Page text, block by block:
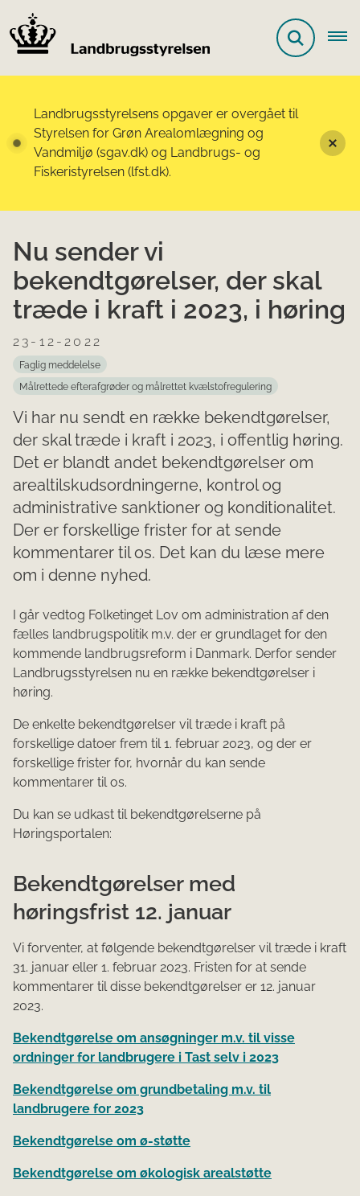
Landbrugsstyrelsens opgaver er overgået til
Styrelsen for Grøn Arealomlægning og
Vandmiljø (sgav.dk) og Landbrugs- og
Fiskeristyrelsen (lfst.dk).
Nu sender vi
bekendtgørelser, der skal
træde i kraft i 2023, i høring
23-12-2022
Faglig meddelelse
Målrettede efterafgrøder og målrettet kvælstofregulering
Vi har nu sendt en række bekendtgørelser,
der skal træde i kraft i 2023, i offentlig høring.
Det er blandt andet bekendtgørelser om
arealtilskudsordningerne, kontrol og
administrative sanktioner og konditionalitet.
Der er forskellige frister for at sende
kommentarer til os. Det kan du læse mere
om i denne nyhed.
I går vedtog Folketinget Lov om administration af den
fælles landbrugspolitik m.v. der er grundlaget for den
kommende landbrugsreform i Danmark. Derfor sender
Landbrugsstyrelsen nu en række bekendtgørelser i
høring.
De enkelte bekendtgørelser vil træde i kraft på
forskellige datoer frem til 1. februar 2023, og der er
forskellige frister for, hvornår du kan sende
kommentarer til os.
Du kan se udkast til bekendtgørelserne på
Høringsportalen:
Bekendtgørelser med
høringsfrist 12. januar
Vi forventer, at følgende bekendtgørelser vil træde i kraft
31. januar eller 1. februar 2023. Fristen for at sende
kommentarer til disse bekendtgørelser er 12. januar
2023.
Bekendtgørelse om ansøgninger m.v. til visse
ordninger for landbrugere i Tast selv i 2023
Bekendtgørelse om grundbetaling m.v. til
landbrugere for 2023
Bekendtgørelse om ø-støtte
Bekendtgørelse om økologisk arealstøtte